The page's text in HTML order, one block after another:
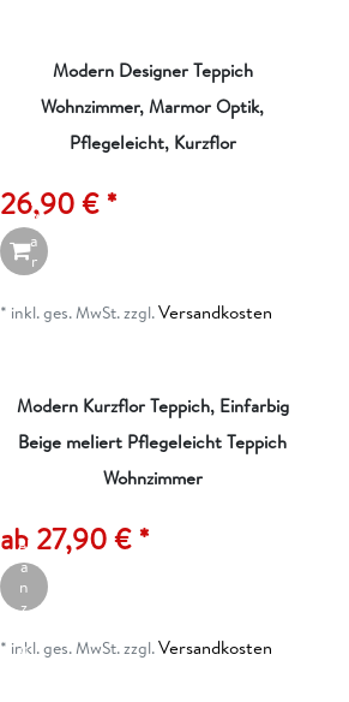
Modern Designer Teppich
Wohnzimmer, Marmor Optik,
Pflegeleicht, Kurzflor
26,90 € *
n
W
a
r
e
n
k
* inkl. ges. MwSt.zzgl.Versandkosten
Modern Kurzflor Teppich, Einfarbig
Beige meliert Pflegeleicht Teppich
Wohnzimmer
ab 27,90 € *
ik
el
a
n
z
g
* inkl. ges. MwSt.zzgl.Versandkosten